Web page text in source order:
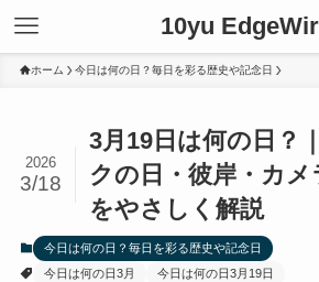
10yu
ホーム 今日は何の日？毎日を彩る歴史や記念日
3月19日は何の日？
クの日・彼岸・カメ
をやさしく解説
2026
3/18
今日は何の日？毎日を彩る歴史や記念日
今日は何の日3月
今日は何の日3月19日